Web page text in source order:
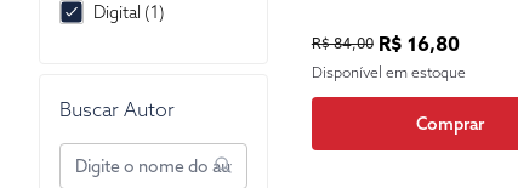
Digital (1)
Buscar Autor
R$ 84,00 R$ 16,80
Disponível em estoque
Comprar